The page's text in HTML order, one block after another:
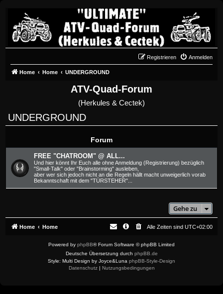
Anmelden
Registrieren
Home Home UNDERGROUND
ATV-Quad-Forum
(Herkules & Cectek)
UNDERGROUND
Forum
FREE "CHATROOM" @ ALL...
Und hier könnt Ihr Euch alle ohne Anmeldung (Registrierung) bezüglich
"Small-Talk" oder "Brainstorming" ausleben,
aber wer sich jedoch nicht an die Regeln hällt macht unweigerlich vorab
Bekanntschaft mit dem "TÜRSTEHER"...
Gehe zu
Home Home Alle Zeiten sind UTC+02:00
Powered by phpBB® Forum Software © phpBB Limited
Deutsche Übersetzung durch phpBB.de
Style: Multi Design by Joyce&Luna phpBB-Style-Design
Datenschutz| Nutzungsbedingungen